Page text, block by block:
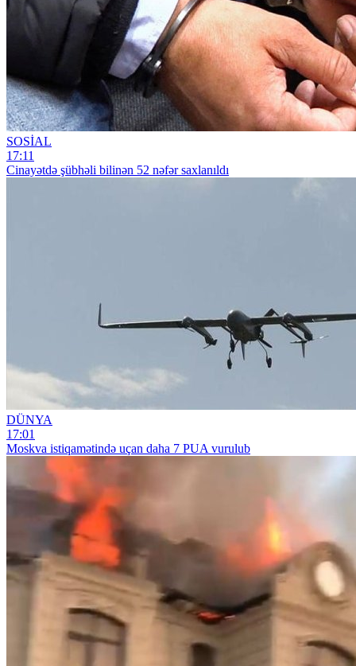
SOSİAL
17:11
Cinayətdə şübhəli bilinən 52 nəfər saxlanıldı
DÜNYA
17:01
Moskva istiqamətində uçan daha 7 PUA vurulub